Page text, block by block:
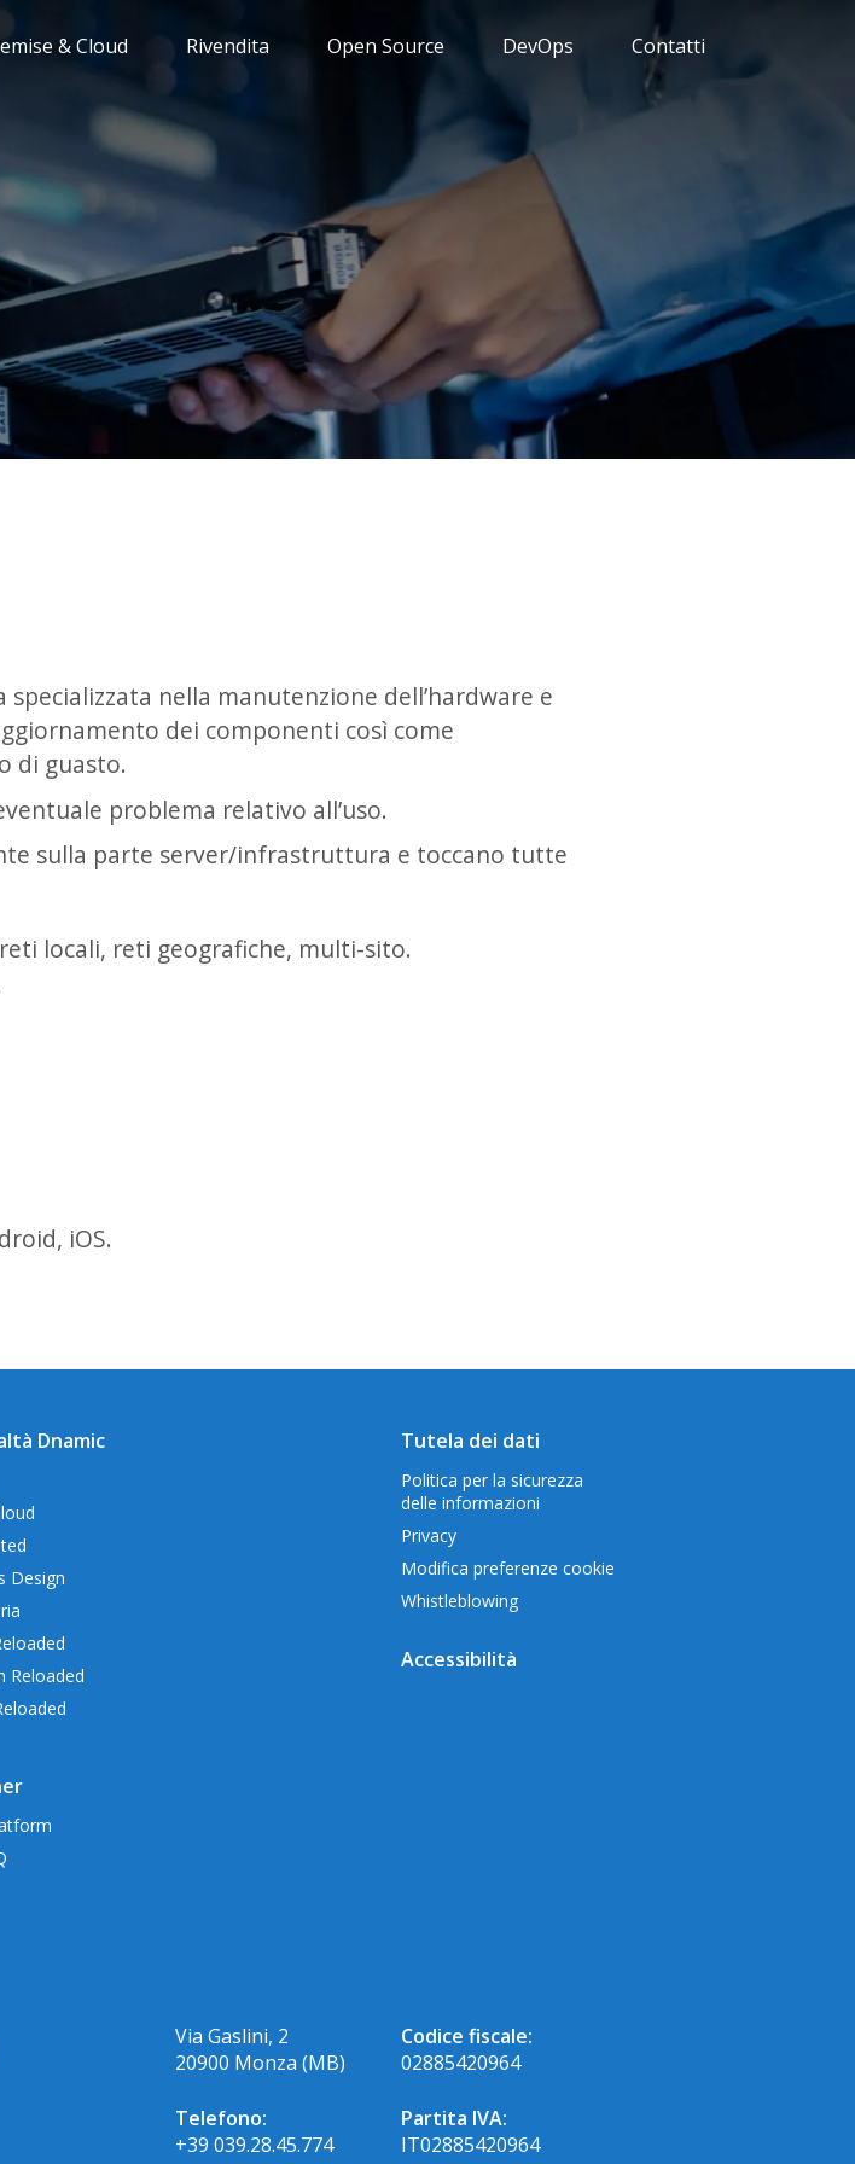
& Cloud Rivendita Open Source DevOps Contatti
nella manutenzione dell’hardware e
dei componenti così come
di guasto.
problema relativo all’uso.
sulla parte server/infrastruttura e toccano tutte
locali, reti geografiche, multi-sito.
iOS.
Dnamic
Design
Reloaded
Tutela dei dati
Politica per la sicurezza
delle informazioni
Privacy
Modifica preferenze cookie
Whistleblowing
Accessibilità
Via Gaslini, 2
20900 Monza (MB)
Telefono:
+39 039.28.45.774
Codice fiscale:
02885420964
Partita IVA:
IT02885420964